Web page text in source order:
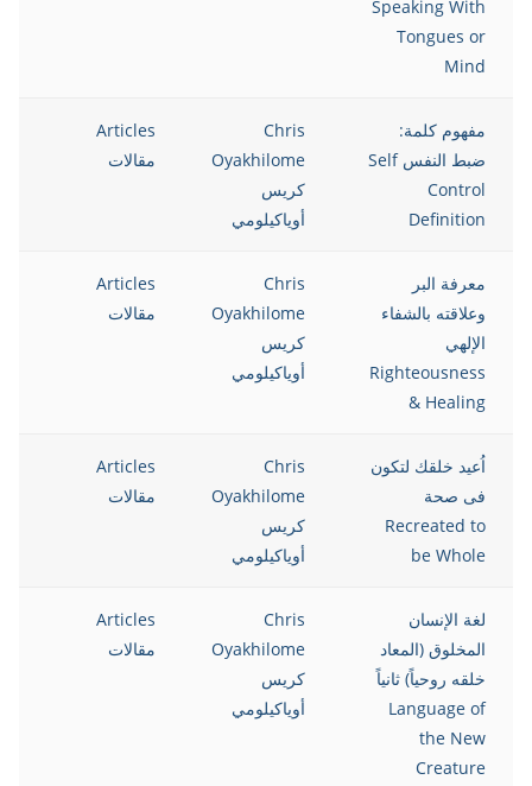
Speaking With
Tongues or
Mind
مفهوم كلمة:
ضبط النفس Self
Control
Definition
Chris
Oyakhilome
كريس
أوياكيلومي
Articles
مقالات
معرفة البر
وعلاقته بالشفاء
الإلهي
Righteousness
& Healing
Chris
Oyakhilome
كريس
أوياكيلومي
Articles
مقالات
اُعيد خلقك لتكون
فى صحة
Recreated to
be Whole
Chris
Oyakhilome
كريس
أوياكيلومي
Articles
مقالات
لغة الإنسان
المخلوق (المعاد
خلقه روحياً) ثانياً
Language of
the New
Creature
Chris
Oyakhilome
كريس
أوياكيلومي
Articles
مقالات